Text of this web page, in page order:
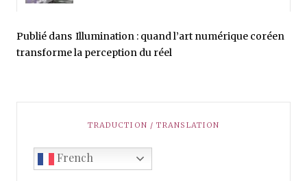
Publié dans Illumination : quand l’art numérique coréen
transforme la perception du réel
TRADUCTION / TRANSLATION
French